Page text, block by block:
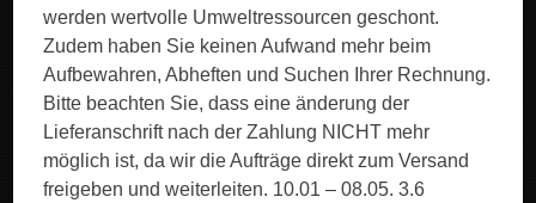
werden wertvolle Umweltressourcen geschont.
Zudem haben Sie keinen Aufwand mehr beim
Aufbewahren, Abheften und Suchen Ihrer Rechnung.
Bitte beachten Sie, dass eine änderung der
Lieferanschrift nach der Zahlung NICHT mehr
möglich ist, da wir die Aufträge direkt zum Versand
freigeben und weiterleiten. 10.01 – 08.05. 3.6